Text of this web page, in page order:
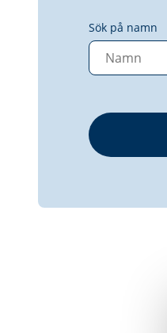
Sök på namn